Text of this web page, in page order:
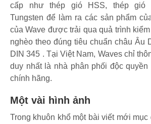
cấp như thép gió HSS, thép gió
Tungsten để làm ra các sản phẩm
của Wave được trải qua quả trình
nghèo theo đúng tiêu chuẩn châu Âu
DIN 345 . Tại Việt Nam, Waves chỉ
duy nhất là nhà phân phối độc quyền
chính hãng.
Một vài hình ảnh
Trong khuôn khổ một bài viết mới mục